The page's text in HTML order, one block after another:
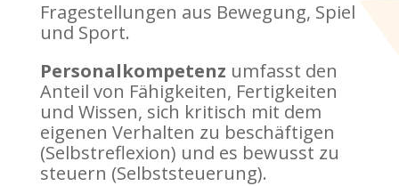
Fragestellungen aus Bewegung, Spiel
und Sport.
Personalkompetenz umfasst den
Anteil von Fähigkeiten, Fertigkeiten
und Wissen, sich kritisch mit dem
eigenen Verhalten zu beschäftigen
(Selbstreflexion) und es bewusst zu
steuern (Selbststeuerung).